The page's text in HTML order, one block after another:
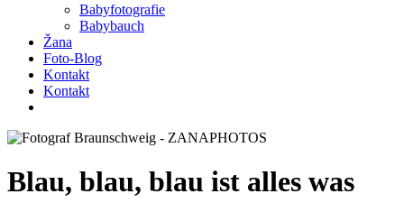
Babyfotografie
Babybauch
Žana
Foto-Blog
Kontakt
Kontakt
Blau, blau, blau ist alles was